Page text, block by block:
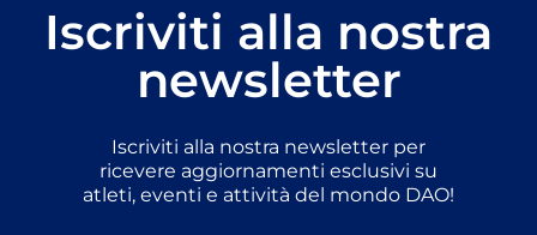
Iscriviti alla nostra
newsletter
Iscriviti alla nostra newsletter per
ricevere aggiornamenti esclusivi su
atleti, eventi e attività del mondo DAO!